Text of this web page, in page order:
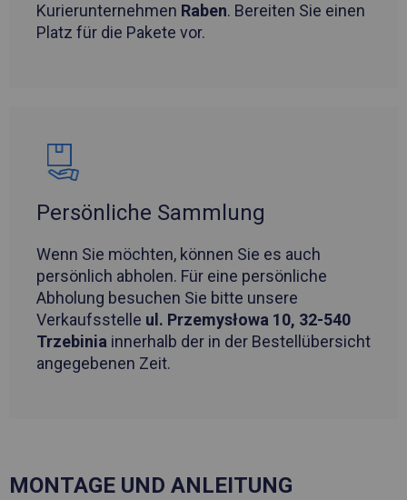
Kurierunternehmen Raben. Bereiten Sie einen
Platz für die Pakete vor.
Persönliche Sammlung
Wenn Sie möchten, können Sie es auch
persönlich abholen. Für eine persönliche
Abholung besuchen Sie bitte unsere
Verkaufsstelle ul. Przemysłowa 10, 32-540
Trzebinia innerhalb der in der Bestellübersicht
angegebenen Zeit.
MONTAGE UND ANLEITUNG